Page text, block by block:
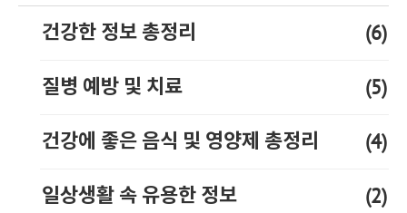
건강한 정보 총정리 (6)
질병 예방 및 치료 (5)
건강에 좋은 음식 및 영양제 총정리 (4)
일상생활 속 유용한 정보 (2)